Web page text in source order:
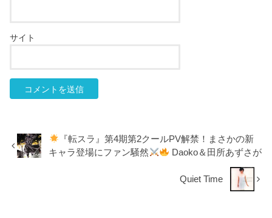
サイト
『転スラ』第4期第2クールPV解禁！まさかの新
キャラ登場にファン騒然
Daoko＆田所あずさが
Quiet Time